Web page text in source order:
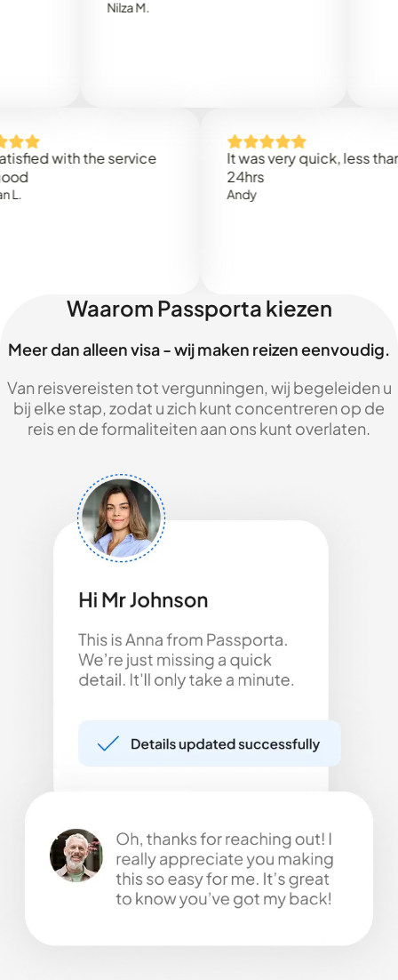
with the service
It was very quick, less than
Waarom Passporta kiezen
Meer dan alleen visa - wij maken reizen eenvoudig.
Van reisvereisten tot vergunningen, wij begeleiden u
bij elke stap, zodat u zich kunt concentreren op de
reis en de formaliteiten aan ons kunt overlaten.